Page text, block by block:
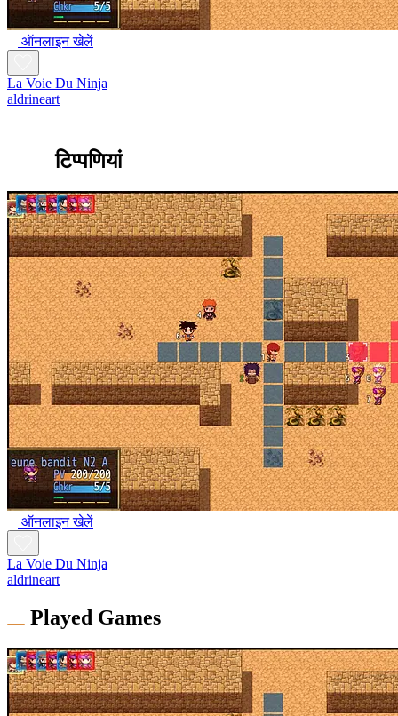
ऑनलाइन खेलें
La Voie Du Ninja
aldrineart
टिप्पणियां
ऑनलाइन खेलें
La Voie Du Ninja
aldrineart
Played Games